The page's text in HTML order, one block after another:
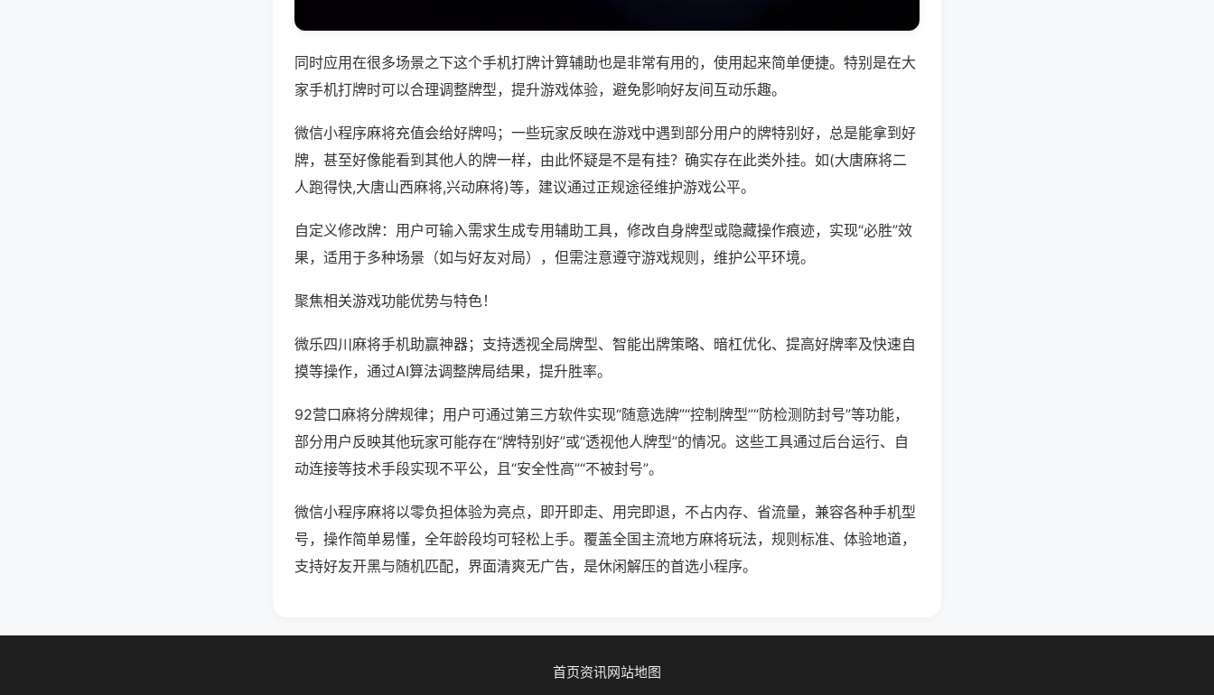
同时应用在很多场景之下这个手机打牌计算辅助也是非常有用的，使用起来简单便捷。特别是在大
家手机打牌时可以合理调整牌型，提升游戏体验，避免影响好友间互动乐趣。
微信小程序麻将充值会给好牌吗；一些玩家反映在游戏中遇到部分用户的牌特别好，总是能拿到好
牌，甚至好像能看到其他人的牌一样，由此怀疑是不是有挂？确实存在此类外挂。如(大唐麻将二
人跑得快,大唐山西麻将,兴动麻将)等，建议通过正规途径维护游戏公平。
自定义修改牌：用户可输入需求生成专用辅助工具，修改自身牌型或隐藏操作痕迹，实现“必胜”效
果，适用于多种场景（如与好友对局），但需注意遵守游戏规则，维护公平环境。
聚焦相关游戏功能优势与特色！
微乐四川麻将手机助赢神器；支持透视全局牌型、智能出牌策略、暗杠优化、提高好牌率及快速自
摸等操作，通过AI算法调整牌局结果，提升胜率。
92营口麻将分牌规律；用户可通过第三方软件实现“随意选牌”“控制牌型”“防检测防封号”等功能，
部分用户反映其他玩家可能存在“牌特别好”或“透视他人牌型”的情况。这些工具通过后台运行、自
动连接等技术手段实现不平公，且“安全性高”“不被封号”。
微信小程序麻将以零负担体验为亮点，即开即走、用完即退，不占内存、省流量，兼容各种手机型
号，操作简单易懂，全年龄段均可轻松上手。覆盖全国主流地方麻将玩法，规则标准、体验地道，
支持好友开黑与随机匹配，界面清爽无广告，是休闲解压的首选小程序。
首页资讯网站地图